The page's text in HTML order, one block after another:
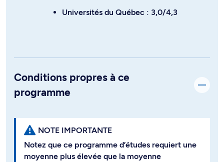
Universités du Québec : 3,0/4,3
Conditions propres à ce
programme
NOTE IMPORTANTE
Notez que ce programme d’études requiert une
moyenne plus élevée que la moyenne